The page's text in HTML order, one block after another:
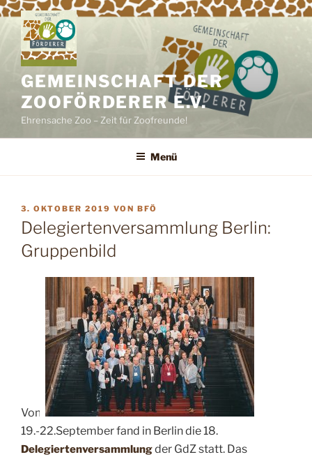
Zum
Inhalt
springen
GEMEINSCHAFT DER
ZOOFÖRDERER E.V.
Ehrensache Zoo – Zeit für Zoofreunde!
Menü
VERÖFFENTLICHT
AM
3. OKTOBER 2019 VON BFÖ
Delegiertenversammlung Berlin:
Gruppenbild
Vom
19.-22.September fand in Berlin die 18.
Delegiertenversammlungder GdZ statt. Das